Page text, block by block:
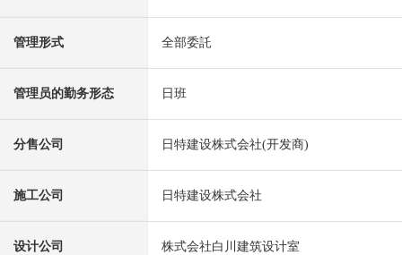
管理形式 全部委託
管理员的勤务形态 日班
分售公司 日特建设株式会社(开发商)
施工公司 日特建设株式会社
设计公司 株式会社白川建筑设计室